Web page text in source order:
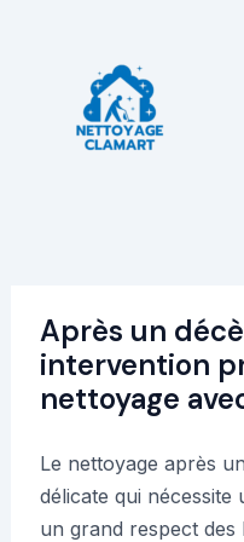
Après un
intervention
nettoyage
Le nettoyage après
délicate qui
un grand respect des